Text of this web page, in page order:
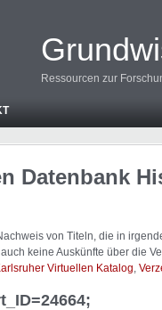
Ressourcen zur
Datenbank
von Titeln, die in
keine Auskünfte über die
Virtuellen Katalog